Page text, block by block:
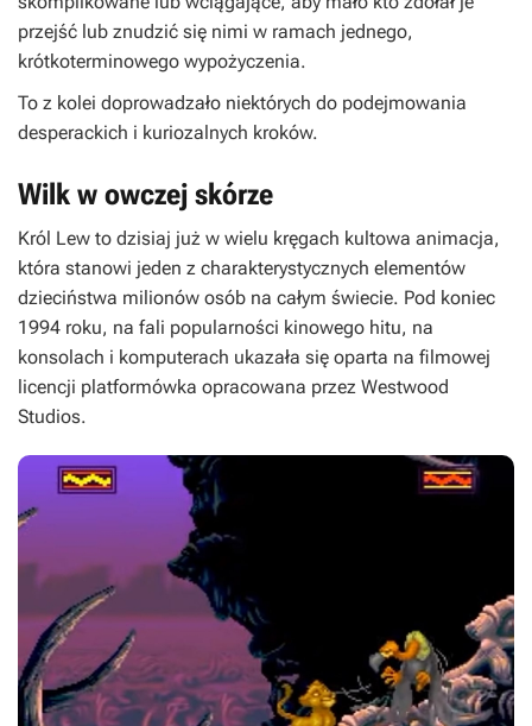
przejść lub znudzić się nimi w ramach jednego,
krótkoterminowego wypożyczenia.
To z kolei doprowadzało niektórych do podejmowania
desperackich i kuriozalnych kroków.
Wilk w owczej skórze
Król Lew to dzisiaj już w wielu kręgach kultowa animacja,
która stanowi jeden z charakterystycznych elementów
dzieciństwa milionów osób na całym świecie. Pod koniec
1994 roku, na fali popularności kinowego hitu, na
konsolach i komputerach ukazała się oparta na filmowej
licencji platformówka opracowana przez Westwood
Studios.